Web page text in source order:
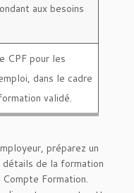
aux besoins
CPF pour les
dans le cadre
validé.
préparez un
détails de la formation
Formation.